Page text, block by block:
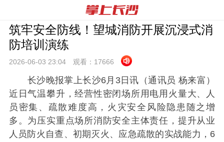
筑牢安全防线！望城消防开展沉浸式消
防培训演练
2026-06-03 23:04 观看： 17666
长沙晚报掌上长沙6月3日讯（通讯员 杨来富）
近日气温攀升，经营性密闭场所用电用火量大、人
员密集、疏散难度高，火灾安全风险隐患随之增
多。为压实重点场所消防安全主体责任，提升从业
人员防火自查、初期灭火、应急疏散的实战能力，6